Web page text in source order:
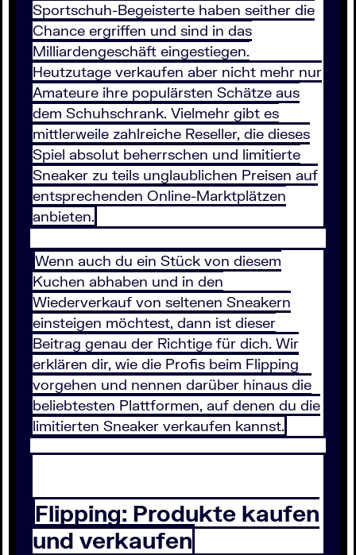
Sportschuh-Begeisterte haben seither die
Chance ergriffen und sind in das
Milliardengeschäft eingestiegen.
Heutzutage verkaufen aber nicht mehr nur
Amateure ihre populärsten Schätze aus
dem Schuhschrank. Vielmehr gibt es
mittlerweile zahlreiche Reseller, die dieses
Spiel absolut beherrschen und limitierte
Sneaker zu teils unglaublichen Preisen auf
entsprechenden Online-Marktplätzen
anbieten.
Wenn auch du ein Stück von diesem
Kuchen abhaben und in den
Wiederverkauf von seltenen Sneakern
einsteigen möchtest, dann ist dieser
Beitrag genau der Richtige für dich. Wir
erklären dir, wie die Profis beim Flipping
vorgehen und nennen darüber hinaus die
beliebtesten Plattformen, auf denen du die
limitierten Sneaker verkaufen kannst.
Flipping: Produkte kaufen
und verkaufen